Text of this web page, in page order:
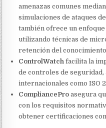
amenazas comunes
simulaciones de ataques
también ofrece un
utilizando técnicas de
retención del
ControlWatch facilita la
de controles de
internacionales como ISO
CompliancePro asegura
con los requisitos
obtener certificaciones